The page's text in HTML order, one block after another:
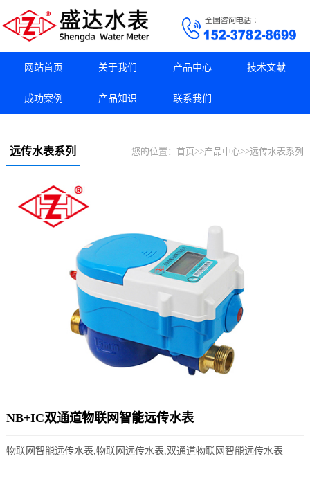
网站首页 关于我们 产品中心 技术文献
成功案例 产品知识 联系我们
您的位置：首页>>产品中心>>远传水表系列
远传水表系列
NB+IC双通道物联网智能远传水表
物联网智能远传水表,物联网远传水表,双通道物联网智能远传水表